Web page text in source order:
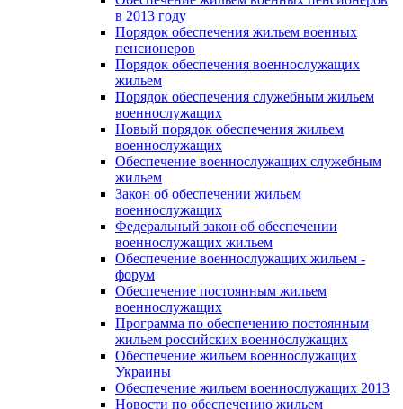
в 2013 году
Порядок обеспечения жильем военных
пенсионеров
Порядок обеспечения военнослужащих
жильем
Порядок обеспечения служебным жильем
военнослужащих
Новый порядок обеспечения жильем
военнослужащих
Обеспечение военнослужащих служебным
жильем
Закон об обеспечении жильем
военнослужащих
Федеральный закон об обеспечении
военнослужащих жильем
Обеспечение военнослужащих жильем -
форум
Обеспечение постоянным жильем
военнослужащих
Программа по обеспечению постоянным
жильем российских военнослужащих
Обеспечение жильем военнослужащих
Украины
Обеспечение жильем военнослужащих 2013
Новости по обеспечению жильем